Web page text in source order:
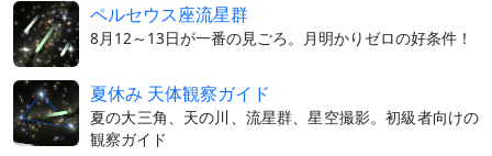
ペルセウス座流星群
8月12～13日が一番の見ごろ。月明かりゼロの好条件！
夏休み 天体観察ガイド
夏の大三角、天の川、流星群、星空撮影。初級者向けの
観察ガイド